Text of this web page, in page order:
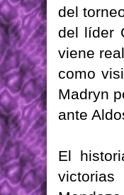
del
del líder
viene
como
Madryn
ante
El